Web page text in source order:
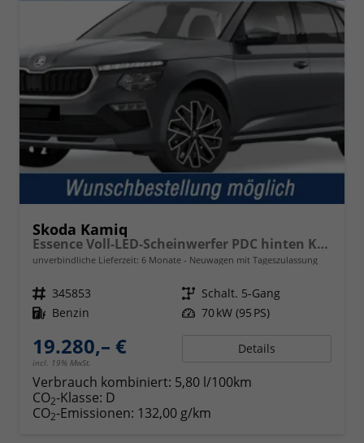
Skoda Kamiq
Essence Voll-LED-Scheinwerfer PDC hinten Klima
unverbindliche Lieferzeit: 6 Monate Neuwagen mit Tageszulassung
Fahrzeugnr. 345853 Getriebe Schalt. 5-Gang
Kraftstoff Benzin Leistung 70 kW (95 PS)
19.280,– €
incl. 19% MwSt.
Details
Verbrauch kombiniert: 5,80 l/100km
CO2-Klasse: D
CO2-Emissionen: 132,00 g/km